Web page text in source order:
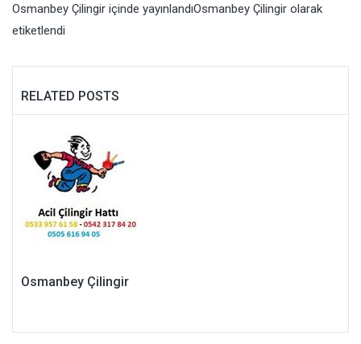
Osmanbey Çilingir içinde yayınlandıOsmanbey Çilingir olarak
etiketlendi
RELATED POSTS
Osmanbey Çilingir